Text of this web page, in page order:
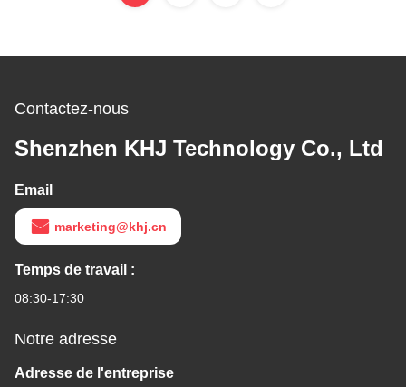
Contactez-nous
Shenzhen KHJ Technology Co., Ltd
Email
marketing@khj.cn
Temps de travail :
08:30-17:30
Notre adresse
Adresse de l'entreprise